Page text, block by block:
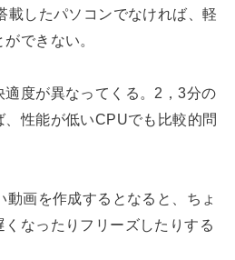
載したパソコンでなければ、軽
できない。
度が異なってくる。2，3分の
性能が低いCPUでも比較的問
動画を作成するとなると、ちょ
なったりフリーズしたりする